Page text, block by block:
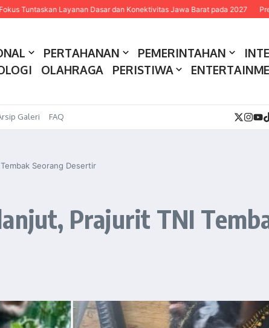
Layanan Dasar dan Konektivitas Jawa Barat pada 2027 Presiden
PERTAHANAN PEMERINTAHAN
OLAHRAGA PERISTIWA
Galeri FAQ
Seorang Desertir
Prajurit TNI